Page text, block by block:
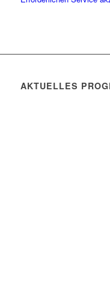
AKTUELLES